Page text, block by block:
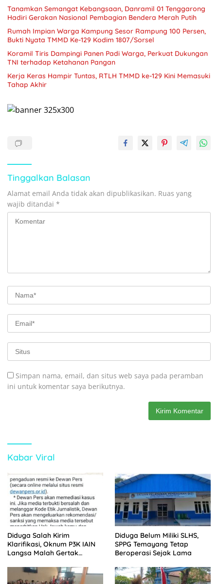
Tanamkan Semangat Kebangsaan, Danramil 01 Tenggarong
Hadiri Gerakan Nasional Pembagian Bendera Merah Putih
Rumah Impian Warga Kampung Sesor Rampung 100 Persen,
Bukti Nyata TMMD Ke-129 Kodim 1807/Sorsel
Koramil Tiris Dampingi Panen Padi Warga, Perkuat Dukungan
TNI terhadap Ketahanan Pangan
Kerja Keras Hampir Tuntas, RTLH TMMD ke-129 Kini Memasuki
Tahap Akhir
Tinggalkan Balasan
Alamat email Anda tidak akan dipublikasikan. Ruas yang
wajib ditandai *
Simpan nama, email, dan situs web saya pada peramban
ini untuk komentar saya berikutnya.
Kabar Viral
Diduga Salah Kirim
Klarifikasi, Oknum P3K IAIN
Langsa Malah Gertak
Diduga Belum Miliki SLHS,
SPPG Temayang Tetap
Beroperasi Sejak Lama